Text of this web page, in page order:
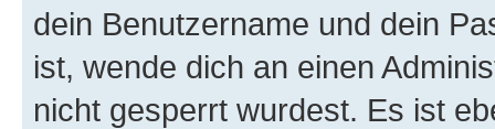
dein Benutzername und dein
ist, wende dich an einen
nicht gesperrt wurdest. Es ist